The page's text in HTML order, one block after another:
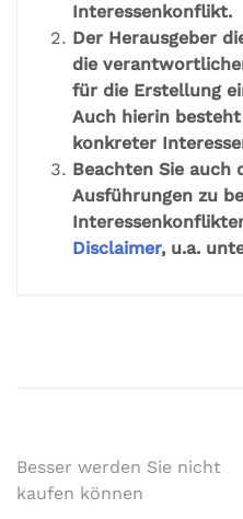
Interessenkonflikt.
Der Herausgeber
die
für die Erstellung
Auch hierin
konkreter
Beachten Sie auch
Ausführungen zu
Disclaimer, u.a.
Besser werden Sie nicht
kaufen können